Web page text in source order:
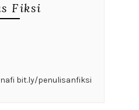
Fiksi
bit.ly/penulisanfiksi